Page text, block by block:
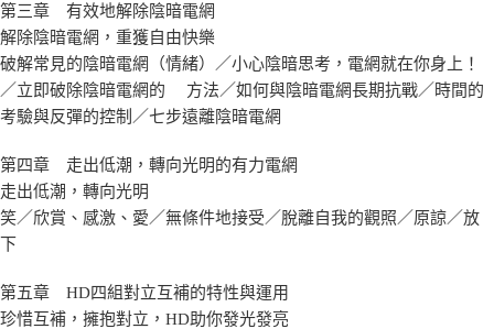
第三章 有效地解除陰暗電網
解除陰暗電網，重獲自由快樂
破解常見的陰暗電網（情緒）／小心陰暗思考，電網就在你身上！
／立即破除陰暗電網的 方法／如何與陰暗電網長期抗戰／時間的
考驗與反彈的控制／七步遠離陰暗電網
第四章 走出低潮，轉向光明的有力電網
走出低潮，轉向光明
笑／欣賞、感激、愛／無條件地接受／脫離自我的觀照／原諒／放
下
第五章 HD四組對立互補的特性與運用
珍惜互補，擁抱對立，HD助你發光發亮